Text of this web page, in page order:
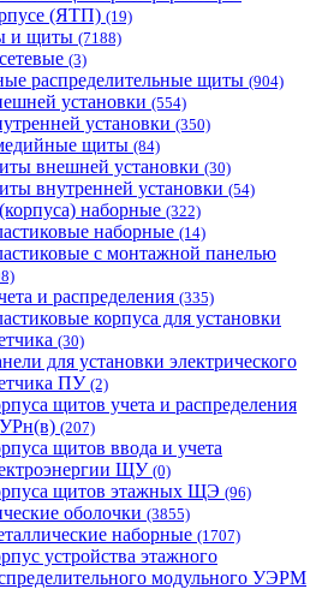
(ЯТП) (19)
и щиты (7188)
(3)
распределительные щиты (904)
установки (554)
установки (350)
щиты (84)
внешней установки (30)
внутренней установки (54)
наборные (322)
наборные (14)
с монтажной панелью
и распределения (335)
корпуса для установки
(30)
для установки электрического
ПУ (2)
щитов учета и распределения
(207)
щитов ввода и учета
ЩУ (0)
щитов этажных ЩЭ (96)
оболочки (3855)
наборные (1707)
устройства этажного
модульного УЭРМ